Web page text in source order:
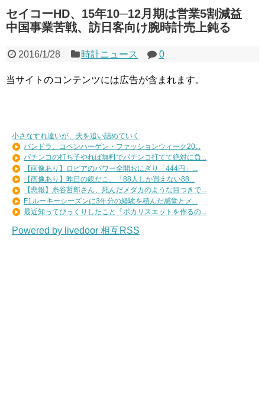
セイコーHD、15年10─12月期は営業5割減益
中国事業苦戦、訪日客向け腕時計売上鈍る
2016/1/28 時計ニュース 0
当サイトのコンテンツには広告が含まれます。
小さなすれ違いが、夫を追い詰めていく
パンドラ、コペンハーゲン・ファッションウィーク20...
パチンコの打ち子やれば無料でパチンコ打てて絶対に負...
【画像あり】ロピアのパワー全開おにぎり「444円」...
【画像あり】昨日の銀だこ、「88人しか買えない88...
【悲報】糸谷哲郎さん、死んだメダカのような目つきで...
F1ルーキーシーズンに3年分の経験を積んだ感覚とメ...
最近知ってびっくりしたこと『ポカリスエットを作るの...
Powered by livedoor 相互RSS